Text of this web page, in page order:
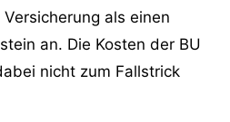
als einen
an. Die Kosten der BU
nicht zum Fallstrick